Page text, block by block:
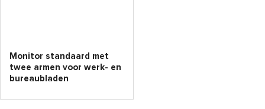
Monitor standaard met
twee armen voor werk- en
bureaubladen